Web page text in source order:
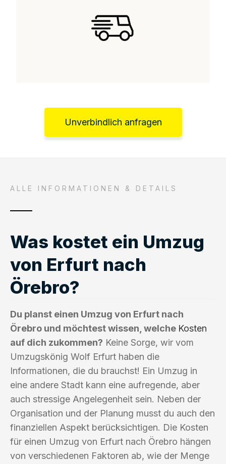
Unverbindlich anfragen
ALLE INFORMATIONEN & DETAILS
Was kostet ein Umzug
von Erfurt nach
Örebro?
Du planst einen Umzug von Erfurt nach
Örebro und möchtest wissen, welche Kosten
auf dich zukommen? Keine Sorge, wir vom
Umzugskönig Wolf Erfurt haben die
Informationen, die du brauchst! Ein Umzug in
eine andere Stadt kann eine aufregende, aber
auch stressige Angelegenheit sein. Neben der
Organisation und der Planung musst du auch den
finanziellen Aspekt berücksichtigen. Die Kosten
für einen Umzug von Erfurt nach Örebro hängen
von verschiedenen Faktoren ab, wie der Menge